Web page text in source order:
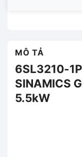
MÔ TẢ
6SL3210-
SINAMICS
5.5kW